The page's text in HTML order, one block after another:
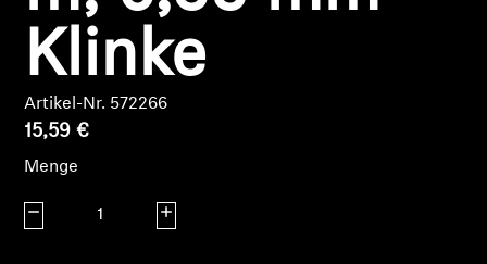
Klinke
Artikel-Nr. 572266
15,59 €
Menge
Menge verringern Menge erhöhen
Produkte zu Ihrer Wunschliste hinzuzufügen und
Ihre zuvor gespeicherten Artikel anzuzeigen.